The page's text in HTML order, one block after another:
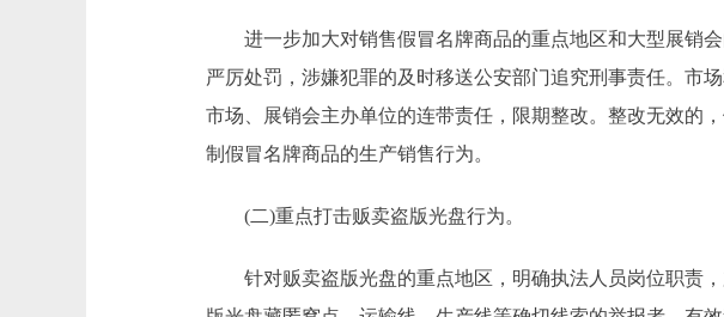
进一步加大对销售假冒名牌商品的重点地区和大型展销会
严厉处罚，涉嫌犯罪的及时移送公安部门追究刑事责任。市
市场、展销会主办单位的连带责任，限期整改。整改无效的
制假冒名牌商品的生产销售行为。
(二)重点打击贩卖盗版光盘行为。
针对贩卖盗版光盘的重点地区，明确执法人员岗位职责，